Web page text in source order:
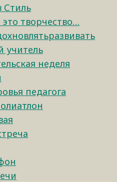
Стиль
творчество…
неделя
педагога